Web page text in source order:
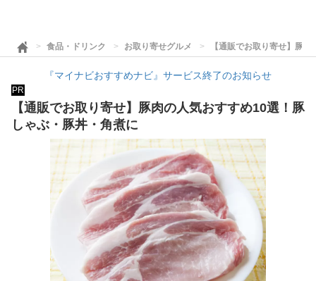
食品・ドリンク お取り寄せグルメ 【通販でお取り寄せ】豚
『マイナビおすすめナビ』サービス終了のお知らせ
PR
【通販でお取り寄せ】豚肉の人気おすすめ10選！豚
しゃぶ・豚丼・角煮に